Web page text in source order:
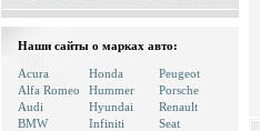
Наши сайты о марках авто:
Acura
Alfa Romeo
Audi
BMW
Honda
Hummer
Hyundai
Infiniti
Peugeot
Porsche
Renault
Seat